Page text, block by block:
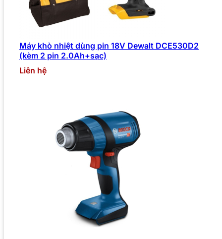
Máy khò nhiệt dùng pin 18V Dewalt DCE530D2
(kèm 2 pin 2.0Ah+sạc)
Liên hệ